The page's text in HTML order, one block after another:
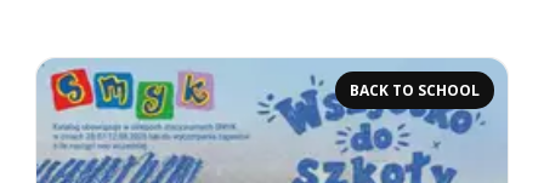
BACK TO SCHOOL